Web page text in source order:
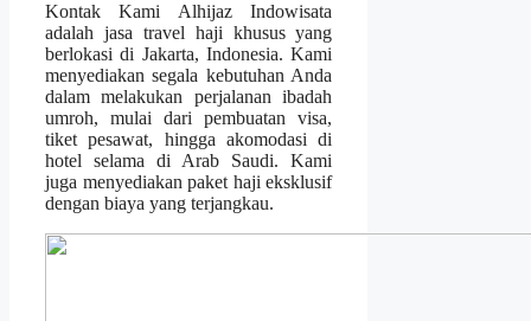
Kontak Kami Alhijaz Indowisata
adalah jasa travel haji khusus yang
berlokasi di Jakarta, Indonesia. Kami
menyediakan segala kebutuhan Anda
dalam melakukan perjalanan ibadah
umroh, mulai dari pembuatan visa,
tiket pesawat, hingga akomodasi di
hotel selama di Arab Saudi. Kami
juga menyediakan paket haji eksklusif
dengan biaya yang terjangkau.